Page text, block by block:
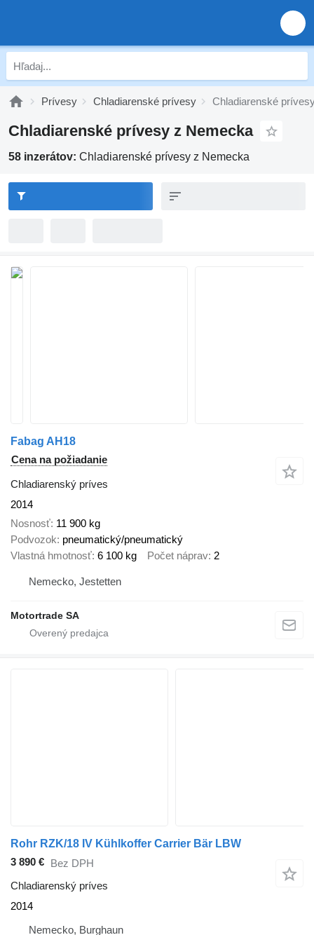
Prívesy Chladiarenské prívesy Chladiarenské
Chladiarenské prívesy z Nemecka
58 inzerátov: Chladiarenské prívesy z Nemecka
Fabag AH18
Cena na požiadanie
Chladiarenský príves
2014
Nosnosť 11 900 kg
Podvozok pneumatický/pneumatický
Vlastná hmotnosť 6 100 kg Počet náprav 2
Nemecko, Jestetten
Motortrade SA
Rohr RZK/18 IV Kühlkoffer Carrier Bär LBW
3 890 € Bez DPH
Chladiarenský príves
2014
Nemecko, Burghaun